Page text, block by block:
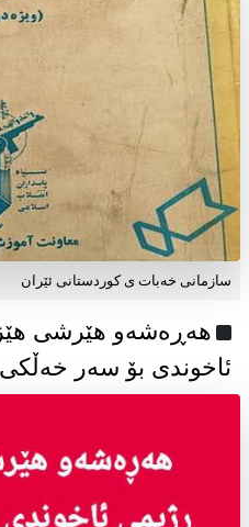
سازمانی خەبات ی كوردستانی ئێران
هەڕەشەو هێرشی
ئاخوندی بۆ سەر